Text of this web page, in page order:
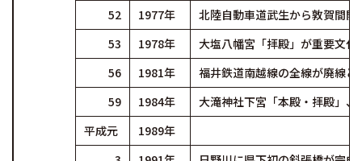
52
1977年
北陸自動車道武生から敦賀間
53
1978年
大塩八幡宮「拝殿」が重要文化
56
1981年
福井鉄道南越線の全線が廃線と
59
1984年
大滝神社下宮「本殿・拝殿」
平成元
1989年